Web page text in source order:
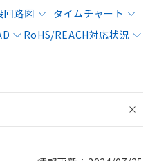
回路図
タイムチャート
RoHS/REACH対応状況